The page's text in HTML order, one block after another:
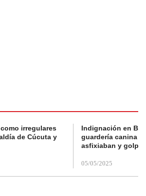
irregulares
de Cúcuta y
Indignación en
guardería canina
asfixiaban y
05/05/2025